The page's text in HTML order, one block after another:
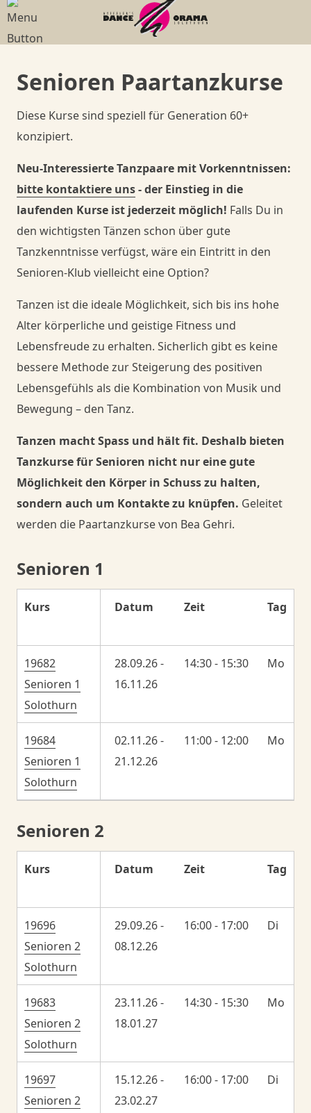
Senioren Paartanzkurse
Diese Kurse sind speziell für Generation 60+
konzipiert.
Neu-Interessierte Tanzpaare mit Vorkenntnissen:
bitte kontaktiere uns- der Einstieg in die
laufenden Kurse ist jederzeit möglich! Falls Du in
den wichtigsten Tänzen schon über gute
Tanzkenntnisse verfügst, wäre ein Eintritt in den
Senioren-Klub vielleicht eine Option?
Tanzen ist die ideale Möglichkeit, sich bis ins hohe
Alter körperliche und geistige Fitness und
Lebensfreude zu erhalten. Sicherlich gibt es keine
bessere Methode zur Steigerung des positiven
Lebensgefühls als die Kombination von Musik und
Bewegung – den Tanz.
Tanzen macht Spass und hält fit. Deshalb bieten
Tanzkurse für Senioren nicht nur eine gute
Möglichkeit den Körper in Schuss zu halten,
sondern auch um Kontakte zu knüpfen. Geleitet
werden die Paartanzkurse von Bea Gehri.
Senioren 1
Kurs Datum Zeit Tag
19682
Senioren 1
Solothurn
28.09.26 -
16.11.26
14:30 - 15:30 Mo
19684
Senioren 1
Solothurn
02.11.26 -
21.12.26
11:00 - 12:00 Mo
Senioren 2
Kurs Datum Zeit Tag
19696
Senioren 2
Solothurn
29.09.26 -
08.12.26
16:00 - 17:00 Di
19683
Senioren 2
Solothurn
23.11.26 -
18.01.27
14:30 - 15:30 Mo
19697
Senioren 2
15.12.26 -
23.02.27
16:00 - 17:00 Di